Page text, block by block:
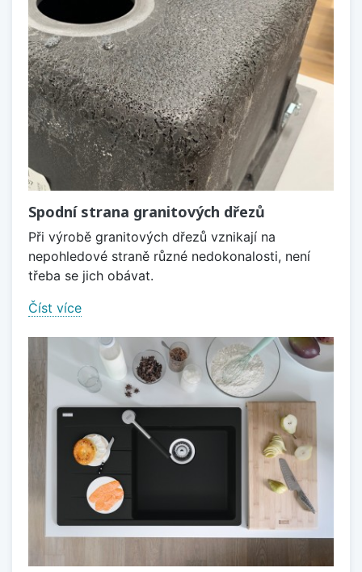
Spodní strana granitových dřezů
Při výrobě granitových dřezů vznikají na
nepohledové straně různé nedokonalosti, není
třeba se jich obávat.
Číst více